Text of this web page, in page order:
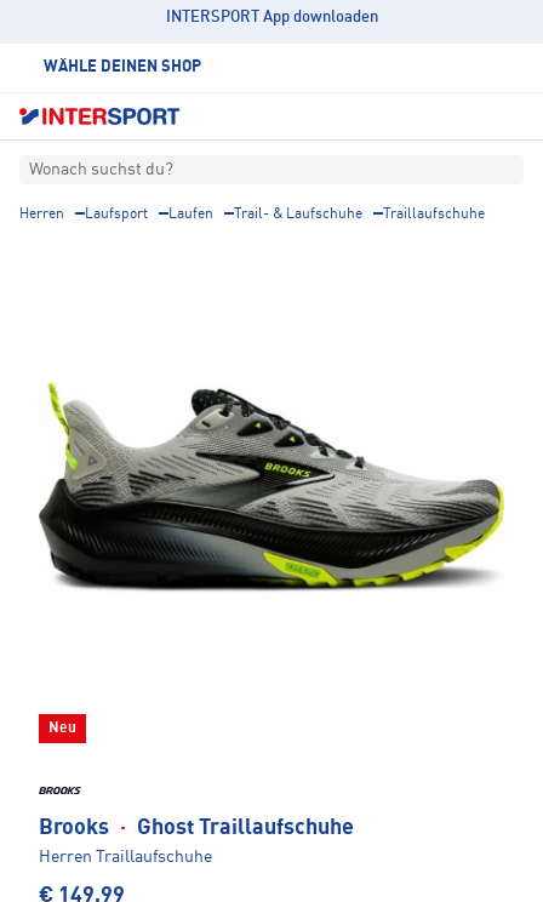
INTERSPORT App downloaden
WÄHLE DEINEN SHOP
Wonach suchst du?
Herren Laufsport Laufen Trail- & Laufschuhe Traillaufschuhe
Neu
Brooks · Ghost Traillaufschuhe
Herren Traillaufschuhe
€ 149,99